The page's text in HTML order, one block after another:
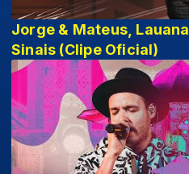
Jorge & Mateus,
Sinais (Clipe Oficial)